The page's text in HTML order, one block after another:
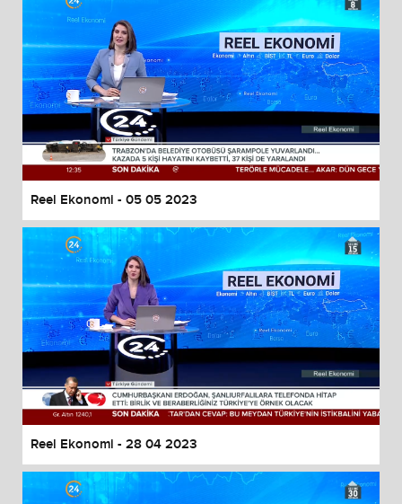
Reel Ekonomi - 05 05 2023
Reel Ekonomi - 28 04 2023